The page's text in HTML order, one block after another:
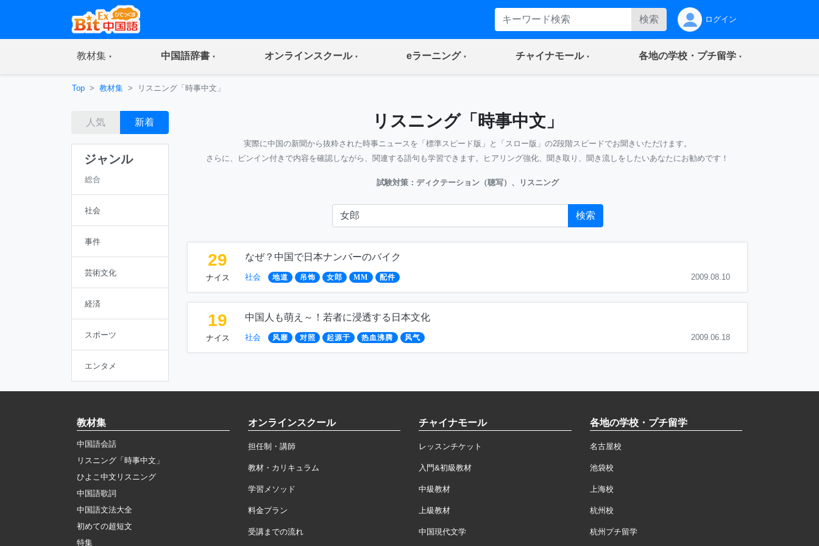
検索 ログイン
教材集(current) 中国語辞書(current) オンラインスクール(current) eラーニング(current) チャイナモール(current) 各地の学校・プチ留学(current)
Top 教材集 リスニング「時事中文」
人気 新着
ジャンル
総合
社会
事件
芸術文化
経済
スポーツ
エンタメ
リスニング「時事中文」
実際に中国の新聞から抜粋された時事ニュースを「標準スピード版」と「スロー版」の2段階スピードでお聞きいただけます。
さらに、ピンイン付きで内容を確認しながら、関連する語句も学習できます。ヒアリング強化、聞き取り、聞き流しをしたいあなたにお勧めです！
試験対策：ディクテーション（聴写）、リスニング
検索
29
ナイス
なぜ？中国で日本ナンバーのバイク
社会 地道 吊饰 女郎 MM 配件 2009.08.10
19
ナイス
中国人も萌え～！若者に浸透する日本文化
社会 风靡 对照 起源于 热血沸腾 风气 2009.06.18
教材集
中国語会話
リスニング「時事中文」
ひよこ中文リスニング
中国語歌詞
中国語文法大全
初めての超短文
特集
オンラインスクール
担任制・講師
教材・カリキュラム
学習メソッド
料金プラン
受講までの流れ
チャイナモール
レッスンチケット
入門&初級教材
中級教材
上級教材
中国現代文学
各地の学校・プチ留学
名古屋校
池袋校
上海校
杭州校
杭州プチ留学